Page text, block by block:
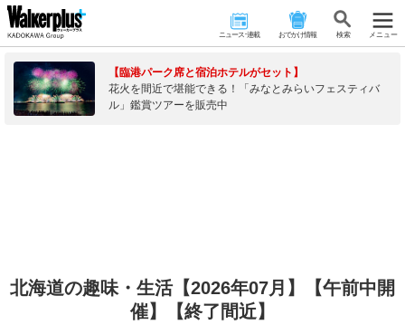
ニュース･連載 おでかけ情報 検 索 メニュー
【臨港パーク席と宿泊ホテルがセット】
花火を間近で堪能できる！「みなとみらいフェスティバ
ル」鑑賞ツアーを販売中
北海道の趣味・生活【2026年07月】【午前中開
催】【終了間近】